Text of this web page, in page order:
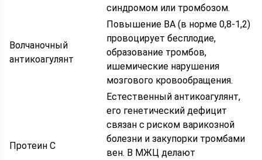
синдромом или тромбозом.
Волчаночный
антикоагулянт
Повышение ВА (в норме 0,8-1,2)
провоцирует бесплодие,
образование тромбов,
ишемические нарушения
мозгового кровообращения.
Протеин С
Естественный антикоагулянт,
его генетический дефицит
связан с риском варикозной
болезни и закупорки тромбами
вен. В МЖЦ делают